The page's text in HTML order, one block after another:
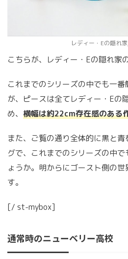
レディー・Eの隠れ
こちらが、レディー・Eの隠れ家
これまでのシリーズの中でも一
が、ピースは全てレディー・Eの
め、 横幅は約22cm存在感のある
また、ご覧の通り全体的に黒と
グで、これまでのシリーズの中
ょうか。明からにゴースト側の
す。
[/ st-mybox]
通常時のニューベリー高校